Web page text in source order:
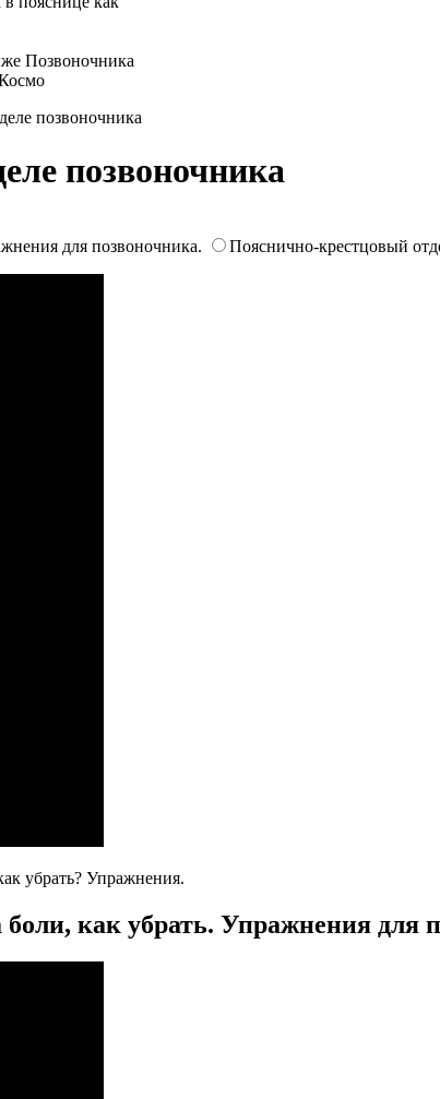
позвоночника
позвоночника
для позвоночника.
Пояснично-крестцовый
убрать? Упражнения.
как убрать. Упражнения для